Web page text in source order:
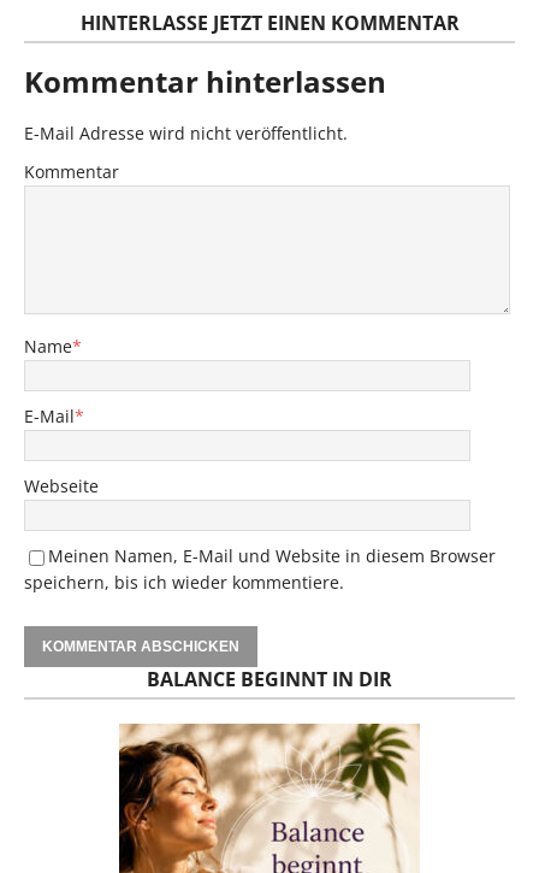
HINTERLASSE JETZT EINEN KOMMENTAR
Kommentar hinterlassen
E-Mail Adresse wird nicht veröffentlicht.
Kommentar
Name*
E-Mail*
Webseite
Meinen Namen, E-Mail und Website in diesem Browser
speichern, bis ich wieder kommentiere.
BALANCE BEGINNT IN DIR